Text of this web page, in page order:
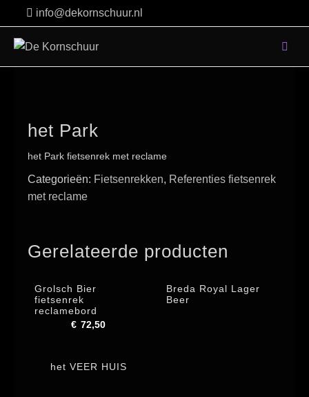
to
content
info@dekornschuur.nl
het Park
het Park fietsenrek met reclame
Categorieën: Fietsenrekken, Referenties fietsenrek
met reclame
Gerelateerde producten
Grolsch Bier
fietsenrek
reclamebord
€ 72,50
Breda Royal Lager
Beer
het VEER HUIS